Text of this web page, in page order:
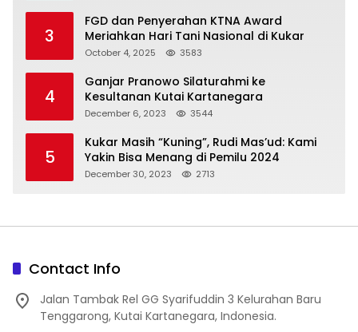
3
FGD dan Penyerahan KTNA Award
Meriahkan Hari Tani Nasional di Kukar
October 4, 2025 3583
4
Ganjar Pranowo Silaturahmi ke
Kesultanan Kutai Kartanegara
December 6, 2023 3544
5
Kukar Masih “Kuning”, Rudi Mas’ud: Kami
Yakin Bisa Menang di Pemilu 2024
December 30, 2023 2713
Contact Info
Jalan Tambak Rel GG Syarifuddin 3 Kelurahan Baru
Tenggarong, Kutai Kartanegara, Indonesia.